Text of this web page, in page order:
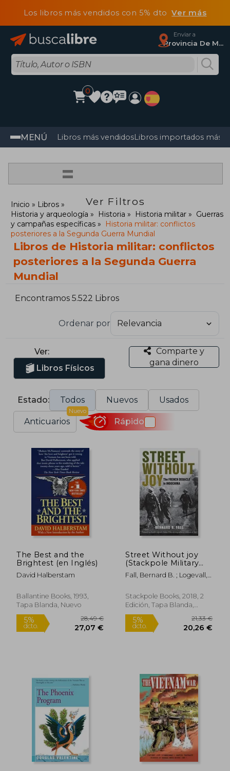
Los libros más vendidos con 5% dtoVer más
Enviar a
Provincia De Madrid
0
MENÚ Libros más vendidosLibros importados más
=
Ver Filtros
Inicio
Libros
Historia y arqueología
Historia Historia militar
Guerras
y campañas específicas
Historia militar: conflictos
posteriores a la Segunda Guerra Mundial
Libros de Historia militar: conflictos
posteriores a la Segunda Guerra
Mundial
Encontramos 5.522 Libros
Ordenar por
Ver:
Libros Físicos
Comparte y
gana dinero
Estado: Todos Nuevos Usados
Anticuarios
Nuevo
Rápido
The Best and the
Brightest (en Inglés)
David Halberstam
Ballantine Books, 1993,
Tapa Blanda, Nuevo
5%
dcto.
Street Without joy
(Stackpole Military
History Series) (en
Inglés)
Fall, Bernard B. ; Logevall,
Stackpole Books, 2018, 2
Edición, Tapa Blanda,
Nuevo
5%
dcto.